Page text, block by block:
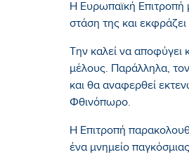
Η Ευρωπαϊκή Επιτροπή
στάση της και
Την καλεί να αποφύγει
μέλους. Παράλληλα,
και θα αναφερθεί
Φθινόπωρο.
Η Επιτροπή
ένα μνημείο